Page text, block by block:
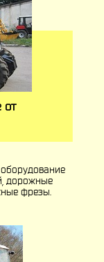
от
дорожные
фрезы.